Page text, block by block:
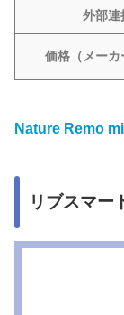
外部連
価格（メーカ
Nature Remo
リブスマー